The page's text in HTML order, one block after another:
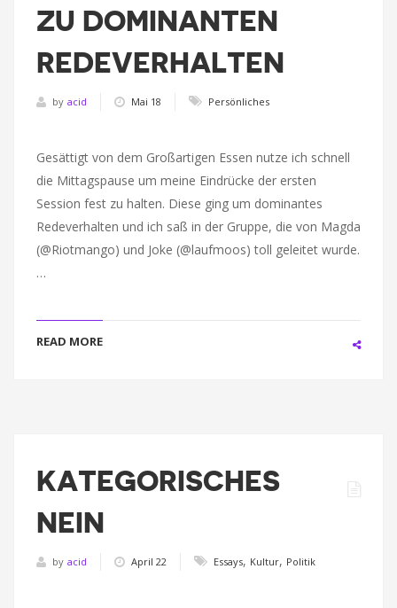
ZU DOMINANTEN
REDEVERHALTEN
by acid Mai 18 Persönliches
Gesättigt von dem Großartigen Essen nutze ich schnell
die Mittagspause um meine Eindrücke der ersten
Session fest zu halten. Diese ging um dominantes
Redeverhalten und ich saß in der Gruppe, die von Magda
(@Riotmango) und Joke (@laufmoos) toll geleitet wurde.
…
READ MORE
KATEGORISCHES
NEIN
by acid April 22 Essays, Kultur, Politik